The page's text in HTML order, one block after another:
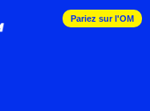
Pariez sur l'OM